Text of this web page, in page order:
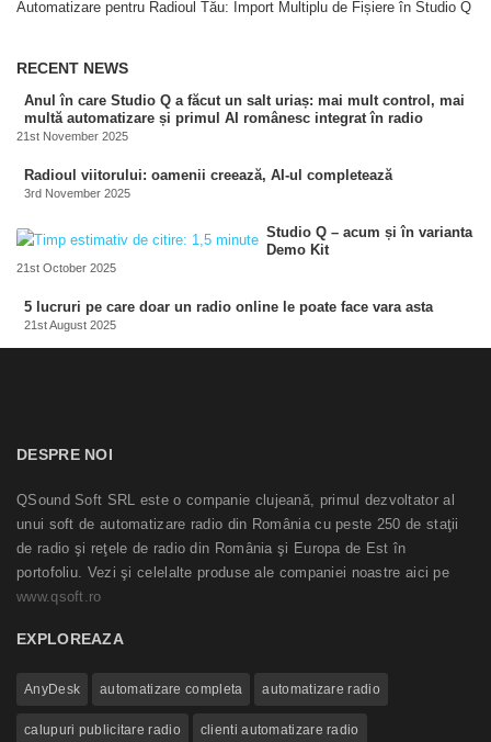
Automatizare pentru Radioul Tău: Import Multiplu de Fișiere în Studio Q
RECENT NEWS
Anul în care Studio Q a făcut un salt uriaș: mai mult control, mai
multă automatizare și primul AI românesc integrat în radio
21st November 2025
Radioul viitorului: oamenii creează, AI-ul completează
3rd November 2025
Studio Q – acum și în varianta
Demo Kit
21st October 2025
5 lucruri pe care doar un radio online le poate face vara asta
21st August 2025
DESPRE NOI
QSound Soft SRL este o companie clujeană, primul dezvoltator al
unui soft de automatizare radio din România cu peste 250 de staţii
de radio şi reţele de radio din România şi Europa de Est în
portofoliu. Vezi şi celelalte produse ale companiei noastre aici pe
www.qsoft.ro
EXPLOREAZA
AnyDesk automatizare completa automatizare radio
calupuri publicitare radio clienti automatizare radio